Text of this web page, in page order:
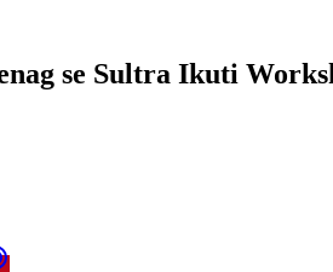
se Sultra Ikuti